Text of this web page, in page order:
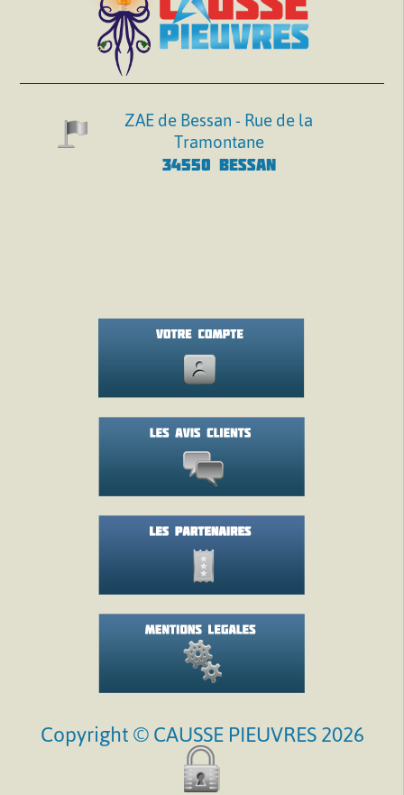
ZAE de Bessan - Rue de la
Tramontane
34550 BESSAN
Copyright © CAUSSE PIEUVRES 2026